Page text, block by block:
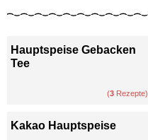
Hauptspeise Gebacken
Tee
(3 Rezepte)
Kakao Hauptspeise